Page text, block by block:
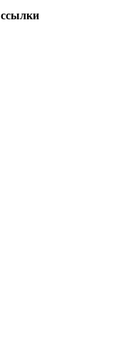
ссылки